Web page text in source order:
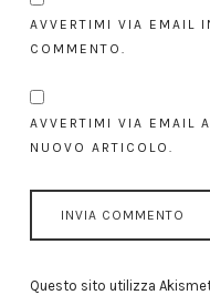
AVVERTIMI VIA EMAIL
COMMENTO.
AVVERTIMI VIA EMAIL
NUOVO ARTICOLO.
Questo sito utilizza